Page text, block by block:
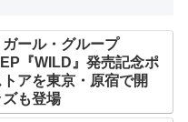
ール・グループ
『WILD』発売記念ポ
アを東京・原宿で開
も登場